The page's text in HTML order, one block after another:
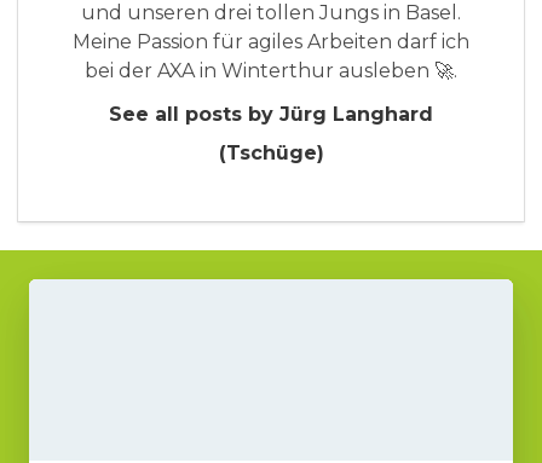
und unseren drei tollen Jungs in Basel.
Meine Passion für agiles Arbeiten darf ich
bei der AXA in Winterthur ausleben 🚀.
See all posts by Jürg Langhard
(Tschüge)